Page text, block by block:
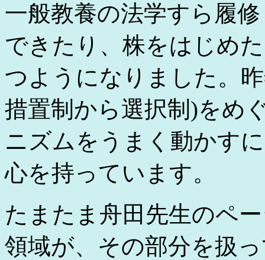
一般教養の法学すら履
できたり、株をはじめ
つようになりました。
措置制から選択制)をめ
ニズムをうまく動かす
心を持っています。
たまたま舟田先生のペ
領域が、その部分を扱